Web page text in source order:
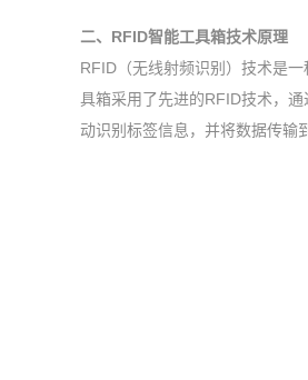
二、RFID智能工具箱技术原理
RFID（无线射频识别）技术是
具箱采用了先进的RFID技术，
动识别标签信息，并将数据传输